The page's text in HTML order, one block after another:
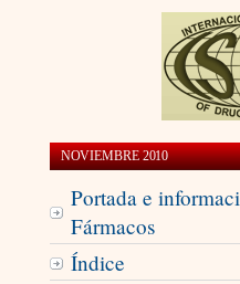
NOVIEMBRE 2010
Portada e
Fármacos
Índice